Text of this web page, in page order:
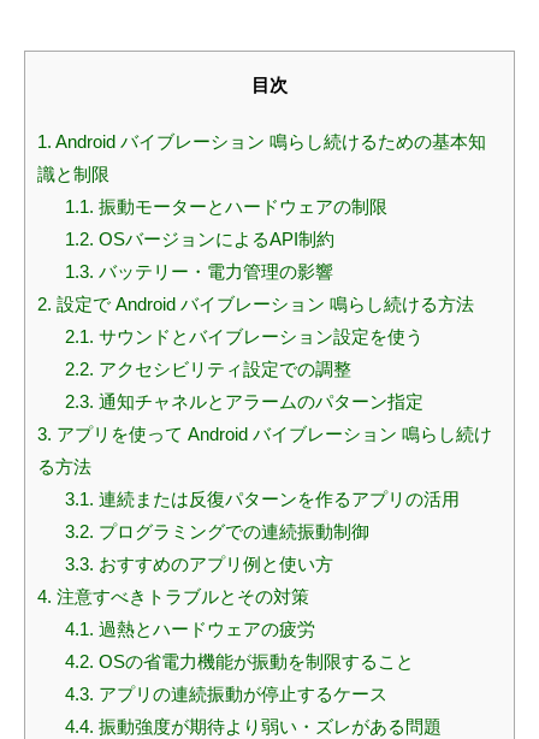
目次
1. Android バイブレーション 鳴らし続けるための基本知
識と制限
1.1. 振動モーターとハードウェアの制限
1.2. OSバージョンによるAPI制約
1.3. バッテリー・電力管理の影響
2. 設定で Android バイブレーション 鳴らし続ける方法
2.1. サウンドとバイブレーション設定を使う
2.2. アクセシビリティ設定での調整
2.3. 通知チャネルとアラームのパターン指定
3. アプリを使って Android バイブレーション 鳴らし続け
る方法
3.1. 連続または反復パターンを作るアプリの活用
3.2. プログラミングでの連続振動制御
3.3. おすすめのアプリ例と使い方
4. 注意すべきトラブルとその対策
4.1. 過熱とハードウェアの疲労
4.2. OSの省電力機能が振動を制限すること
4.3. アプリの連続振動が停止するケース
4.4. 振動強度が期待より弱い・ズレがある問題